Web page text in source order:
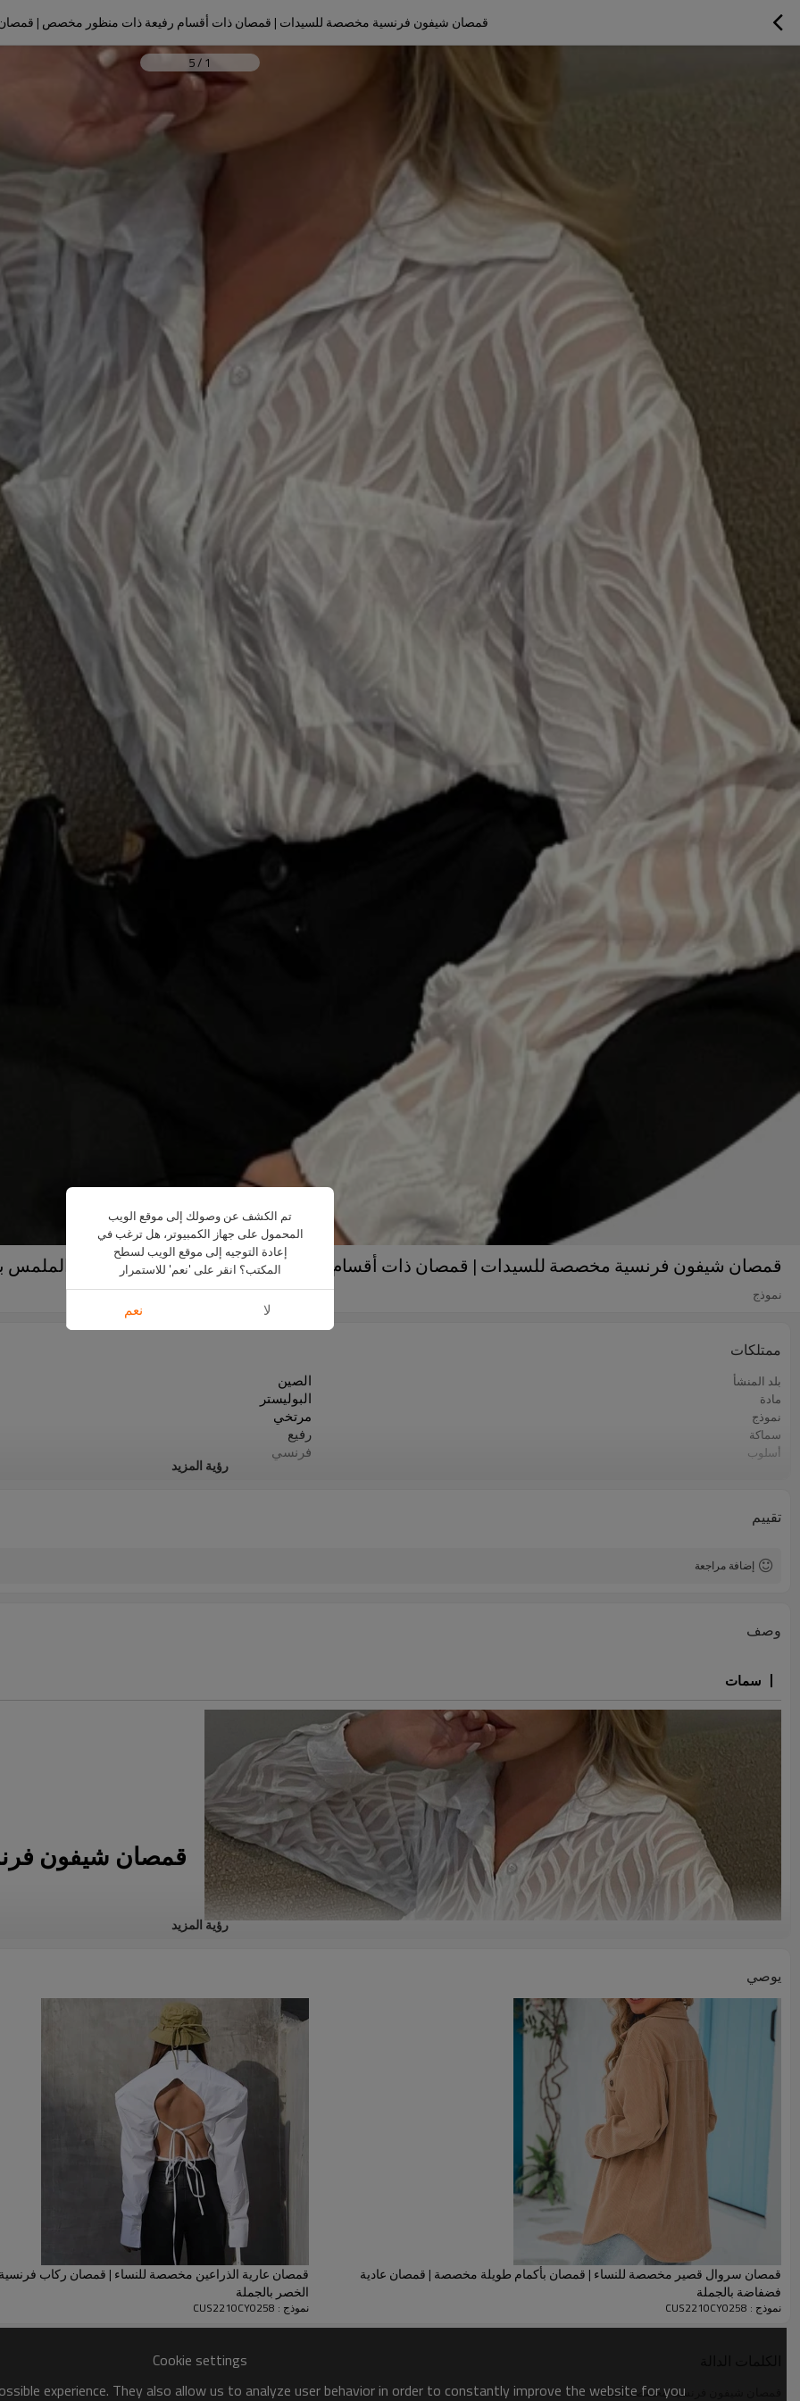
قمصان شيفون فرنسية مخصصة للسيدات | قمصان ذات أقسام رفيعة ذات منظور مخصص | قمصان
1
/
5
قمصان شيفون فرنسية مخصصة للسيدات | قمصان ذات أقسام رفيعة ذات منظور مخصص | قمصان الملمس
نموذج CUS2210CY0258
ممتلكات
بلد المنشأ الصين
مادة البوليستر
نموذج مرتخي
سماكة رفيع
أسلوب فرنسي
رؤية المزيد
تقييم
إضافة مراجعة
وصف
سمات
قمصان شيفون
*البوليستر
قبول شعار مخصص مرن ، أرسل
تم الإعلان عنه كواحد من
وقريبة من الجلد ، ويستخدم
رؤية المزيد
يوصي
قمصان سروال قصير مخصصة للنساء | قمصان بأكمام طويلة مخصصة | قمصان عادية
فضفاضة بالجملة
نموذج : CUS2210CY0258
قمصان عارية الذراعين مخصصة للنساء | قمصان ركاب
الخصر بالجملة
نموذج : CUS2210CY0258
قمصان شيفون فرنسية مخصصة للنساء
Cookie settings
experience. They also allow us to analyze user behavior in order to constantly improve the website for you.
تم الكشف عن وصولك إلى موقع الويب
المحمول على جهاز الكمبيوتر، هل ترغب في
إعادة التوجيه إلى موقع الويب لسطح
المكتب؟ انقر على 'نعم' للاستمرار
لا نعم